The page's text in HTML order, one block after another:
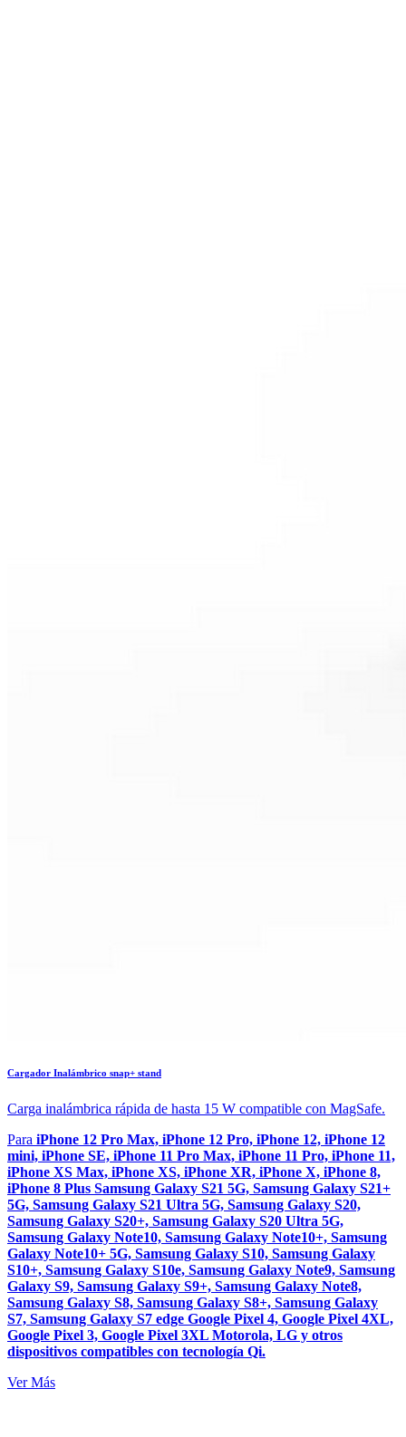
Cargador Inalámbrico snap+ stand
Carga inalámbrica rápida de hasta 15 W compatible con MagSafe.
Para iPhone 12 Pro Max, iPhone 12 Pro, iPhone 12, iPhone 12
mini, iPhone SE, iPhone 11 Pro Max, iPhone 11 Pro, iPhone 11,
iPhone XS Max, iPhone XS, iPhone XR, iPhone X, iPhone 8,
iPhone 8 Plus Samsung Galaxy S21 5G, Samsung Galaxy S21+
5G, Samsung Galaxy S21 Ultra 5G, Samsung Galaxy S20,
Samsung Galaxy S20+, Samsung Galaxy S20 Ultra 5G,
Samsung Galaxy Note10, Samsung Galaxy Note10+, Samsung
Galaxy Note10+ 5G, Samsung Galaxy S10, Samsung Galaxy
S10+, Samsung Galaxy S10e, Samsung Galaxy Note9, Samsung
Galaxy S9, Samsung Galaxy S9+, Samsung Galaxy Note8,
Samsung Galaxy S8, Samsung Galaxy S8+, Samsung Galaxy
S7, Samsung Galaxy S7 edge Google Pixel 4, Google Pixel 4XL,
Google Pixel 3, Google Pixel 3XL Motorola, LG y otros
dispositivos compatibles con tecnología Qi.
Ver Más